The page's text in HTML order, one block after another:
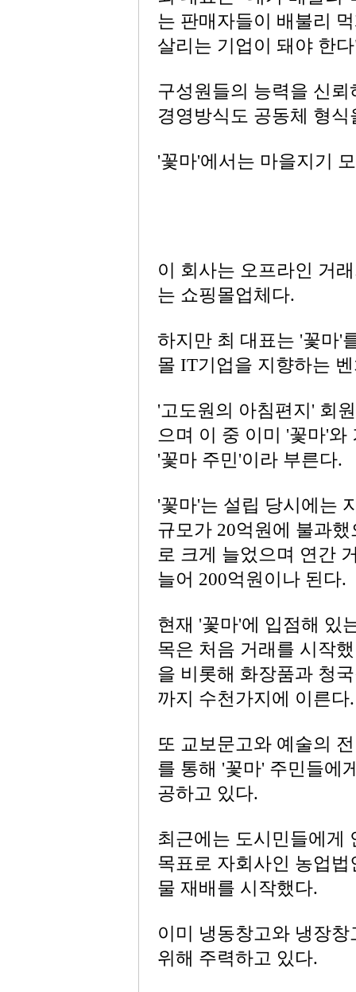
는 판매자들이 배불리
살리는 기업이 돼야 한
구성원들의 능력을 신
경영방식도 공동체 형
'꽃마'에서는 마을지기
이 회사는 오프라인 거
는 쇼핑몰업체다.
하지만 최 대표는 '꽃마'
몰 IT기업을 지향하는
'고도원의 아침편지' 회
으며 이 중 이미 '꽃마'와
'꽃마 주민'이라 부른다.
'꽃마'는 설립 당시에는
규모가 20억원에 불과
로 크게 늘었으며 연간
늘어 200억원이나 된다.
현재 '꽃마'에 입점해 있
목은 처음 거래를 시작
을 비롯해 화장품과 청
까지 수천가지에 이른다.
또 교보문고와 예술의
를 통해 '꽃마' 주민들에
공하고 있다.
최근에는 도시민들에게
목표로 자회사인 농업
물 재배를 시작했다.
이미 냉동창고와 냉장
위해 주력하고 있다.